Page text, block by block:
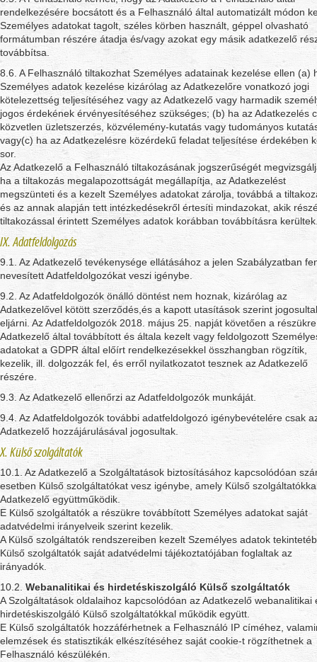
rendelkezésére bocsátott és a Felhasználó által automatizált módon
Személyes adatokat tagolt, széles körben használt, géppel olvasható
formátumban részére átadja és/vagy azokat egy másik adatkezelő
továbbítsa.
8.6. A Felhasználó tiltakozhat Személyes adatainak kezelése ellen (a)
Személyes adatok kezelése kizárólag az Adatkezelőre vonatkozó jogi
kötelezettség teljesítéséhez vagy az Adatkezelő vagy harmadik
jogos érdekének érvényesítéséhez szükséges; (b) ha az Adatkezelés
közvetlen üzletszerzés, közvélemény-kutatás vagy tudományos
vagy(c) ha az Adatkezelésre közérdekű feladat teljesítése érdekében
sor.
Az Adatkezelő a Felhasználó tiltakozásának jogszerűségét
ha a tiltakozás megalapozottságát megállapítja, az Adatkezelést
megszünteti és a kezelt Személyes adatokat zárolja, továbbá a
és az annak alapján tett intézkedésekről értesíti mindazokat, akik
tiltakozással érintett Személyes adatok korábban továbbításra
IX. Adatfeldolgozás
9.1. Az Adatkezelő tevékenysége ellátásához a jelen Szabályzatban
nevesített Adatfeldolgozókat veszi igénybe.
9.2. Az Adatfeldolgozók önálló döntést nem hoznak, kizárólag az
Adatkezelővel kötött szerződés,és a kapott utasítások szerint
eljárni. Az Adatfeldolgozók 2018. május 25. napját követően a
Adatkezelő által továbbított és általa kezelt vagy feldolgozott
adatokat a GDPR által előírt rendelkezésekkel összhangban rögzítik,
kezelik, ill. dolgozzák fel, és erről nyilatkozatot tesznek az Adatkezelő
részére.
9.3. Az Adatkezelő ellenőrzi az Adatfeldolgozók munkáját.
9.4. Az Adatfeldolgozók további adatfeldolgozó igénybevételére csak
Adatkezelő hozzájárulásával jogosultak.
X. Külső szolgáltatók
10.1. Az Adatkezelő a Szolgáltatások biztosításához kapcsolódóan
esetben Külső szolgáltatókat vesz igénybe, amely Külső
Adatkezelő együttműködik.
E Külső szolgáltatók a részükre továbbított Személyes adatokat saját
adatvédelmi irányelveik szerint kezelik.
A Külső szolgáltatók rendszereiben kezelt Személyes adatok
Külső szolgáltatók saját adatvédelmi tájékoztatójában foglaltak az
irányadók.
10.2. Webanalitikai és hirdetéskiszolgáló Külső szolgáltatók
A Szolgáltatások oldalaihoz kapcsolódóan az Adatkezelő webanalitikai
hirdetéskiszolgáló Külső szolgáltatókkal működik együtt.
E Külső szolgáltatók hozzáférhetnek a Felhasználó IP címéhez,
elemzések és statisztikák elkészítéséhez saját cookie-t rögzíthetnek a
Felhasználó készülékén.